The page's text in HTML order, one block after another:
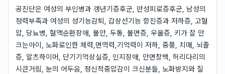
공진단은 여성의 부인병과 갱년기증후군, 만성피로증후군, 남성의
정력부족과 여성의 성기능감퇴, 갑상선기능 항진증과 저하증, 고혈
압, 당뇨병, 혈액순환장애, 불안, 두통, 불면증, 우울증, 키가 잘 안
크는아이, 노화로인한 체력,면역력,기억력이 저하, 중풍, 치매, 뇌졸
증, 알츠하이머, 단기기억상실증, 인지장애, 안면창백, 허리다리의
시큰거림, 눈의 어두음, 정신적중압감이 크신분들, 노화방지와 질